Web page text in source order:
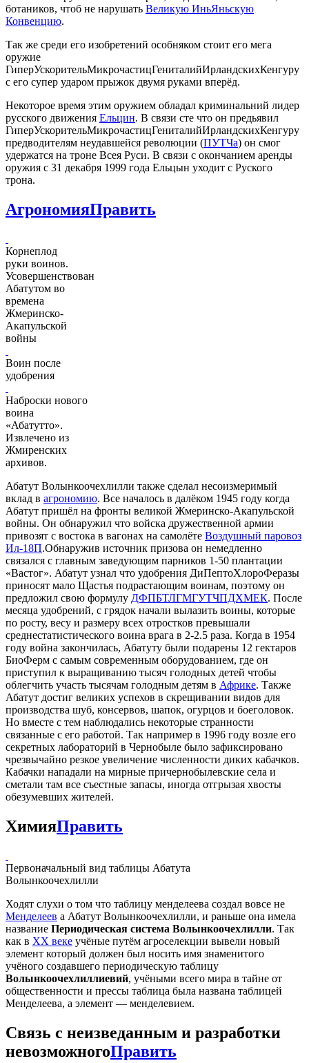
ботаников, чтоб не нарушать Великую ИньЯньскую
Конвенцию.
Так же среди его изобретений особняком стоит его мега
оружие
ГиперУскорительМикрочастицГениталийИрландскихКенгуру
с его супер ударом прыжок двумя руками вперёд.
Некоторое время этим оружием обладал криминальний лидер
русского движения Ельцин. В связи сте что он предьявил
ГиперУскорительМикрочастицГениталийИрландскихКенгуру
предводителям неудавшейся революции (ПУТЧа) он смог
удержатся на троне Всея Руси. В связи с окончанием аренды
оружия с 31 декабря 1999 года Ельцын уходит с Руского
трона.
АгрономияПравить
Корнеплод
руки воинов.
Усовершенствован
Абатутом во
времена
Жмеринско-
Акапульской
войны
Воин после
удобрения
Наброски нового
воина
«Абатутто».
Извлечено из
Жмиренских
архивов.
Абатут Волынкоочехлилли также сделал несоизмеримый
вклад в агрономию. Все началось в далёком 1945 году когда
Абатут пришёл на фронты великой Жмеринско-Акапульской
войны. Он обнаружил что войска дружественной армии
привозят с востока в вагонах на самолёте Воздушный паровоз
Ил-18П.Обнаружив источник призова он немедленно
связался с главным заведующим парников 1-50 плантации
«Вастог». Абатут узнал что удобрения ДиПептоХлороФеразы
приносят мало Щастья подрастающим воинам, поэтому он
предложил свою формулу ДФПБТЛГМГУТЧПДХМЕК. После
месяца удобрений, с грядок начали вылазить воины, которые
по росту, весу и размеру всех отростков превышали
среднестатистического воина врага в 2-2.5 раза. Когда в 1954
году война закончилась, Абатуту были подарены 12 гектаров
БиоФерм с самым современным оборудованием, где он
приступил к выращиванию тысяч голодных детей чтобы
облегчить участь тысячам голодным детям в Африке. Также
Абатут достиг великих успехов в скрещивании видов для
производства шуб, консервов, шапок, огурцов и боеголовок.
Но вместе с тем наблюдались некоторые странности
связанные с его работой. Так например в 1996 году возле его
секретных лабораторий в Чернобыле было зафиксировано
чрезвычайно резкое увеличение численности диких кабачков.
Кабачки нападали на мирные причернобылевские села и
сметали там все съестные запасы, иногда отгрызая хвосты
обезумевших жителей.
ХимияПравить
Первоначальный вид таблицы Абатута
Волынкоочехлилли
Ходят слухи о том что таблицу менделеева создал вовсе не
Менделеев а Абатут Волынкоочехлилли, и раньше она имела
название Периодическая система Волынкоочехлилли. Так
как в ХХ веке учёные путём агроселекции вывели новый
элемент который должен был носить имя знаменитого
учёного создавшего периодическую таблицу
Волынкоочехлиллиевий, учёными всего мира в тайне от
общественности и прессы таблица была названа таблицей
Менделеева, а элемент — менделевием.
Связь с неизведанным и разработки
невозможногоПравить